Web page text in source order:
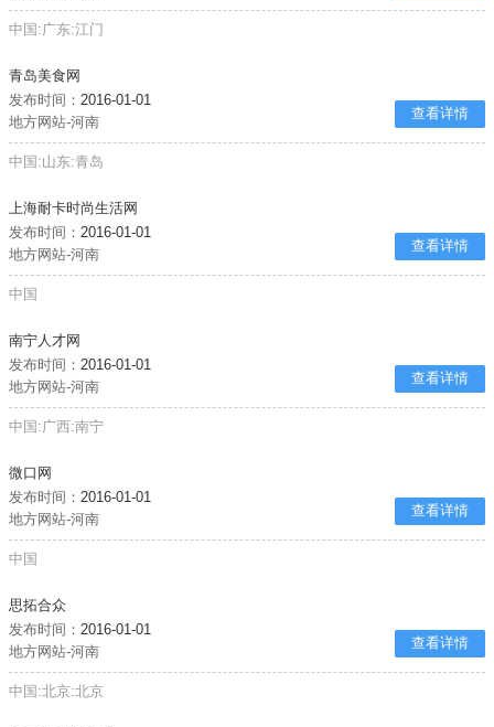
中国:广东:江门
青岛美食网
发布时间：2016-01-01
地方网站-河南
查看详情
中国:山东:青岛
上海耐卡时尚生活网
发布时间：2016-01-01
地方网站-河南
查看详情
中国
南宁人才网
发布时间：2016-01-01
地方网站-河南
查看详情
中国:广西:南宁
微口网
发布时间：2016-01-01
地方网站-河南
查看详情
中国
思拓合众
发布时间：2016-01-01
地方网站-河南
查看详情
中国:北京:北京